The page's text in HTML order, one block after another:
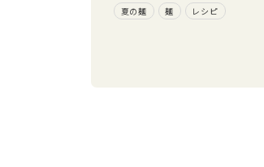
夏の麺 麺 レシピ